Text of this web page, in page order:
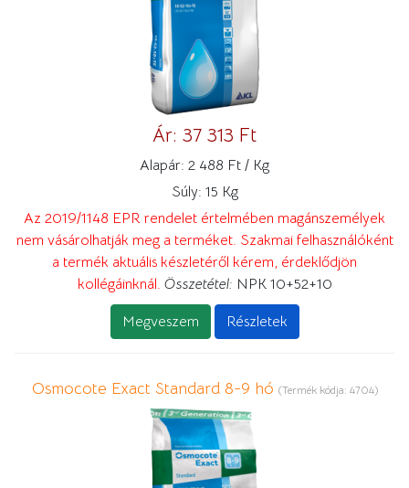
Ár: 37 313 Ft
Alapár: 2 488 Ft / Kg
Súly: 15 Kg
Az 2019/1148 EPR rendelet értelmében magánszemélyek
nem vásárolhatják meg a terméket. Szakmai felhasználóként
a termék aktuális készletéről kérem, érdeklődjön
kollégáinknál. Összetétel: NPK 10+52+10
Megveszem Részletek
Osmocote Exact Standard 8-9 hó (Termék kódja: 4704)